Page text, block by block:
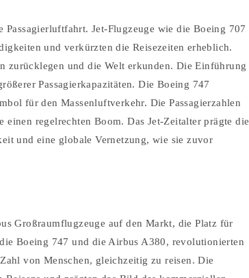
Jet-Flugzeuge wie die Boeing 707
und verkürzten die Reisezeiten erheblich.
zurücklegen und die Welt erkunden. Die Einführung
Passagierkapazitäten. Die Boeing 747
für den Massenluftverkehr. Die Passagierzahlen
regelrechten Boom. Das Jet-Zeitalter prägte die
und eine globale Vernetzung, wie sie zuvor
Großraumflugzeuge auf den Markt, die Platz für
Boeing 747 und die Airbus A380, revolutionierten
von Menschen, gleichzeitig zu reisen. Die